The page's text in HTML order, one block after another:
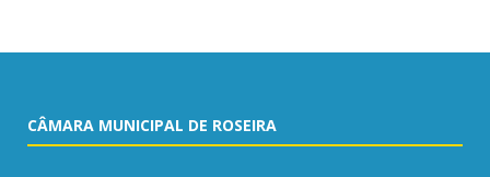
CÂMARA MUNICIPAL DE ROSEIRA